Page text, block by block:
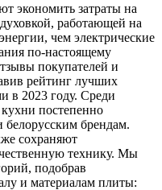
экономить затраты на
работающей на
чем электрические
по-настоящему
покупателей и
рейтинг лучших
в 2023 году. Среди
постепенно
белорусским брендам.
сохраняют
технику. Мы
подобрав
и материалам плиты: